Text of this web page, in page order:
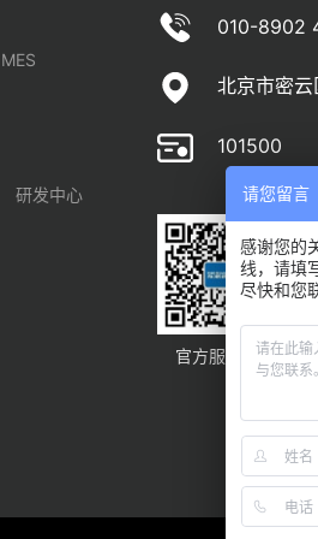
MES
研发中心
010-8902
北京市密
101500
官方服务号
请您留言
感谢您的
线，请填
尽快和您